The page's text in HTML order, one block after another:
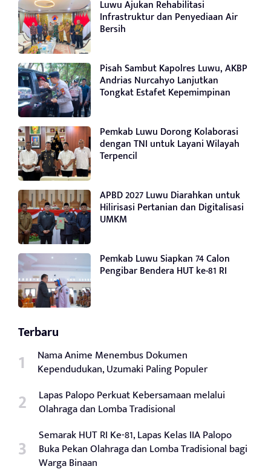
Luwu Ajukan Rehabilitasi
Infrastruktur dan Penyediaan Air
Bersih
Pisah Sambut Kapolres Luwu, AKBP
Andrias Nurcahyo Lanjutkan
Tongkat Estafet Kepemimpinan
Pemkab Luwu Dorong Kolaborasi
dengan TNI untuk Layani Wilayah
Terpencil
APBD 2027 Luwu Diarahkan untuk
Hilirisasi Pertanian dan Digitalisasi
UMKM
Pemkab Luwu Siapkan 74 Calon
Pengibar Bendera HUT ke-81 RI
Terbaru
Nama Anime Menembus Dokumen
Kependudukan, Uzumaki Paling Populer
Lapas Palopo Perkuat Kebersamaan melalui
Olahraga dan Lomba Tradisional
Semarak HUT RI Ke-81, Lapas Kelas IIA Palopo
Buka Pekan Olahraga dan Lomba Tradisional bagi
Warga Binaan